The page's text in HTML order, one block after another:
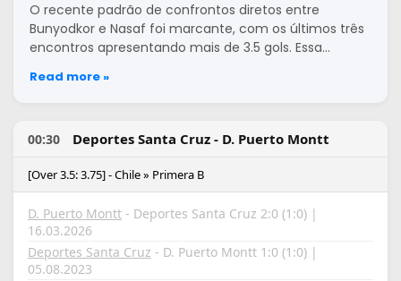
O recente padrão de confrontos diretos entre
Bunyodkor e Nasaf foi marcante, com os últimos três
encontros apresentando mais de 3.5 gols. Essa…
Read more »
00:30 Deportes Santa Cruz - D. Puerto Montt
[Over 3.5: 3.75] - Chile » Primera B
D. Puerto Montt - Deportes Santa Cruz 2:0 (1:0) |
16.03.2026
Deportes Santa Cruz - D. Puerto Montt 1:0 (1:0) |
05.08.2023